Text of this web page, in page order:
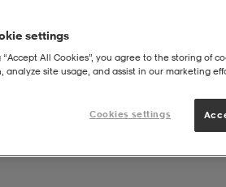
settings
“Accept All Cookies”, you agree to the storing of
analyze site usage, and assist in our marketing
Cookies settings